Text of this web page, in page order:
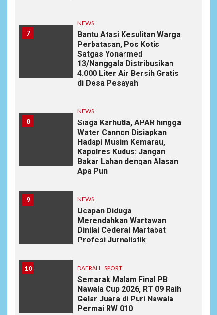
7
NEWS
Bantu Atasi Kesulitan Warga
Perbatasan, Pos Kotis
Satgas Yonarmed
13/Nanggala Distribusikan
4.000 Liter Air Bersih Gratis
di Desa Pesayah
8
NEWS
Siaga Karhutla, APAR hingga
Water Cannon Disiapkan
Hadapi Musim Kemarau,
Kapolres Kudus: Jangan
Bakar Lahan dengan Alasan
Apa Pun
9 NEWS
Ucapan Diduga
Merendahkan Wartawan
Dinilai Cederai Martabat
Profesi Jurnalistik
10 DAERAH SPORT
Semarak Malam Final PB
Nawala Cup 2026, RT 09 Raih
Gelar Juara di Puri Nawala
Permai RW 010